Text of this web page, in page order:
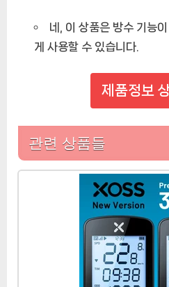
네, 이 상품은 방수 기능
게 사용할 수 있습니다.
제품정보
관련 상품들